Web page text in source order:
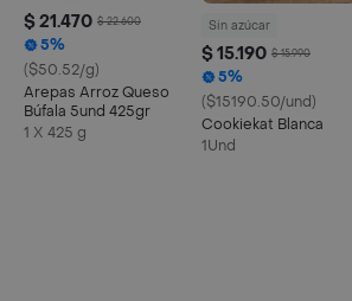
$ 21.470 $ 22.600
5%
($50.52/g)
Arepas Arroz Queso
Búfala 5und 425gr
1 X 425 g
Sin azúcar
$ 15.190 $ 15.990
5%
($15190.50/und)
Cookiekat Blanca
1Und